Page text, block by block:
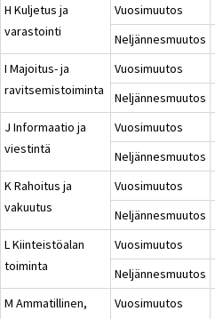
H Kuljetus ja
varastointi
Vuosimuutos
Neljännesmuutos
I Majoitus- ja
ravitsemistoiminta
Vuosimuutos
Neljännesmuutos
J Informaatio ja
viestintä
Vuosimuutos
Neljännesmuutos
K Rahoitus ja
vakuutus
Vuosimuutos
Neljännesmuutos
L Kiinteistöalan
toiminta
Vuosimuutos
Neljännesmuutos
M Ammatillinen,
Vuosimuutos